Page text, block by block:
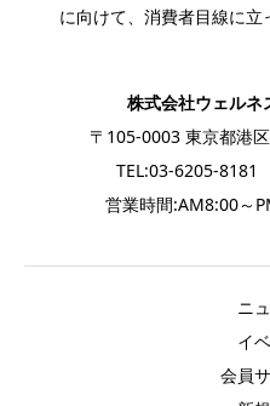
に向けて、消費者目線に立
株式会社ウェルネ
〒105-0003 東京都港
TEL:03-6205-
営業時間:AM8:00～
ニ
イ
会員